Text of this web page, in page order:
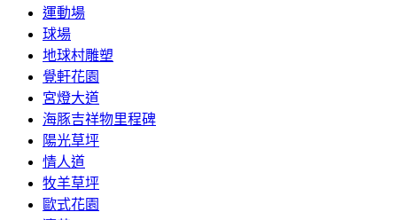
運動場
球場
地球村雕塑
覺軒花園
宮燈大道
海豚吉祥物里程碑
陽光草坪
情人道
牧羊草坪
歐式花園